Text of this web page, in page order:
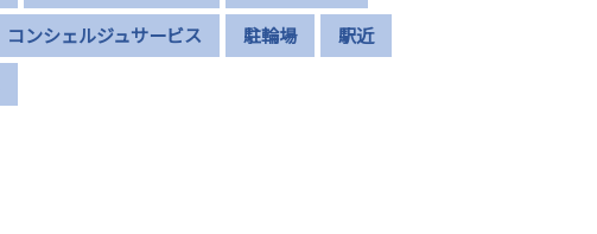
コンシェルジュサービス 駐輪場 駅近